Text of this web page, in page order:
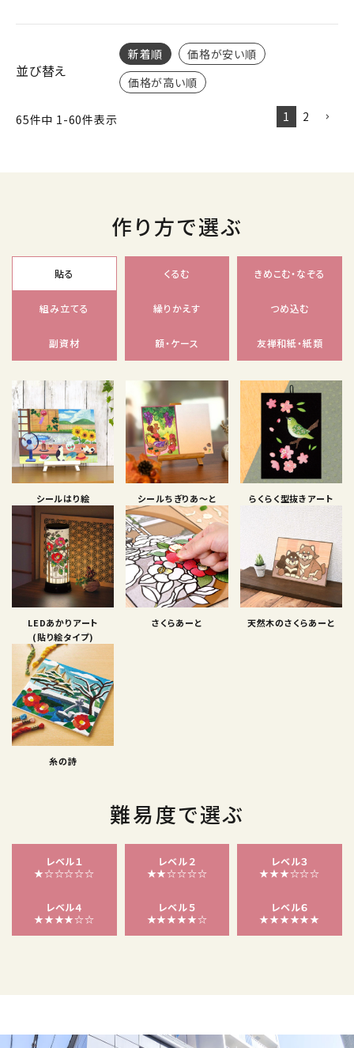
並び替え
新着順
価格が安い順
価格が高い順
65件中 1-60件表示 1 2
作り方で選ぶ
貼る くるむ きめこむ・なぞる
組み立てる 繰りかえす つめ込む
副資材 額・ケース 友禅和紙・紙類
シールはり絵 シールちぎりあ〜と らくらく型抜きアート
LEDあかりアート
(貼り絵タイプ)
さくらあーと 天然木のさくらあーと
糸の詩
難易度で選ぶ
レベル１
★☆☆☆☆☆
レベル２
★★☆☆☆☆
レベル３
★★★☆☆☆
レベル４
★★★★☆☆
レベル５
★★★★★☆
レベル６
★★★★★★